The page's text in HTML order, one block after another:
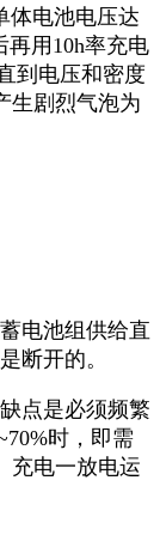
体电池电压达
再用10h率充电
到电压和密度
生剧烈气泡为
电池组供给直
断开的。
点是必须频繁
时，即需
充电一放电运